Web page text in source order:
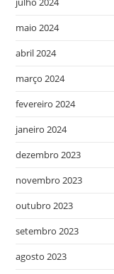
maio 2024
abril 2024
março 2024
fevereiro 2024
janeiro 2024
dezembro 2023
novembro 2023
outubro 2023
setembro 2023
agosto 2023